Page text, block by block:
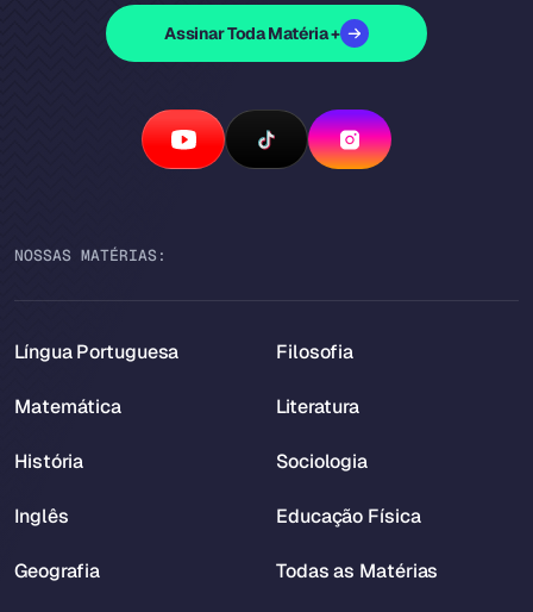
Assinar Toda Matéria +
NOSSAS MATÉRIAS:
Língua Portuguesa
Matemática
História
Inglês
Geografia
Filosofia
Literatura
Sociologia
Educação Física
Todas as Matérias